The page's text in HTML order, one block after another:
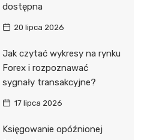
dostępna
20 lipca 2026
Jak czytać wykresy na rynku
Forex i rozpoznawać
sygnały transakcyjne?
17 lipca 2026
Księgowanie opóźnionej